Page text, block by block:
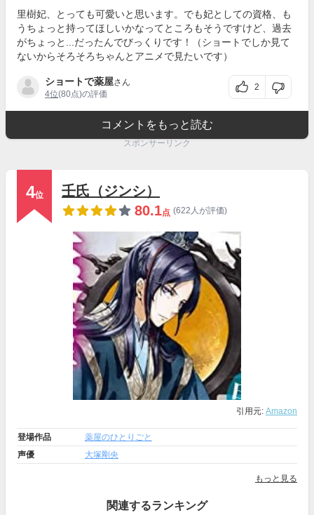
里樹妃、とっても可愛いと思います。でも妃としての資格、も
うちょっと持ってほしいかなってところもそうですけど、過去
がちょっと...だったんでびっくりです！（ショートでしか見て
ないからそろそろちゃんとアニメで見たいです）
ショートで薬屋さん
4位(80点)の評価
2
コメントをもっと読む
スポンサーリンク
4位
壬氏（ジンシ）
80.1点 (622人が評価)
引用元: Amazon
登場作品
薬屋のひとりごと
声優
大塚剛央
もっと見る
関連するランキング